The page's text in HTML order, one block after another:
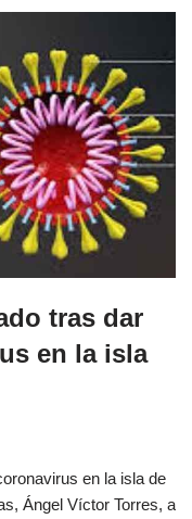
tras dar
en la isla
en la isla de
Ángel Víctor Torres, a